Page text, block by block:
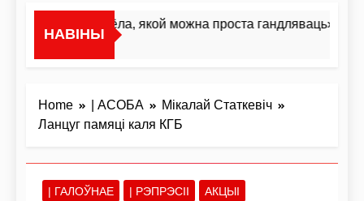
НАВІНЫ
«Я не жывёла, якой можна проста гандляваць»У
Home | АСОБА
Мікалай Статкевіч
Ланцуг памяці каля КГБ
| ГАЛОЎНАЕ | РЭПРЭСІІ
АКЦЫІ